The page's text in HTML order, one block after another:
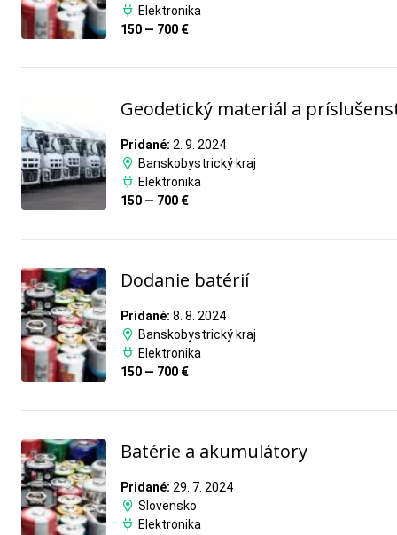
Elektronika
150 — 700 €
Geodetický materiál a
Pridané: 2. 9. 2024
Banskobystrický kraj
Elektronika
150 — 700 €
Dodanie batérií
Pridané: 8. 8. 2024
Banskobystrický kraj
Elektronika
150 — 700 €
Batérie a akumulátory
Pridané: 29. 7. 2024
Slovensko
Elektronika